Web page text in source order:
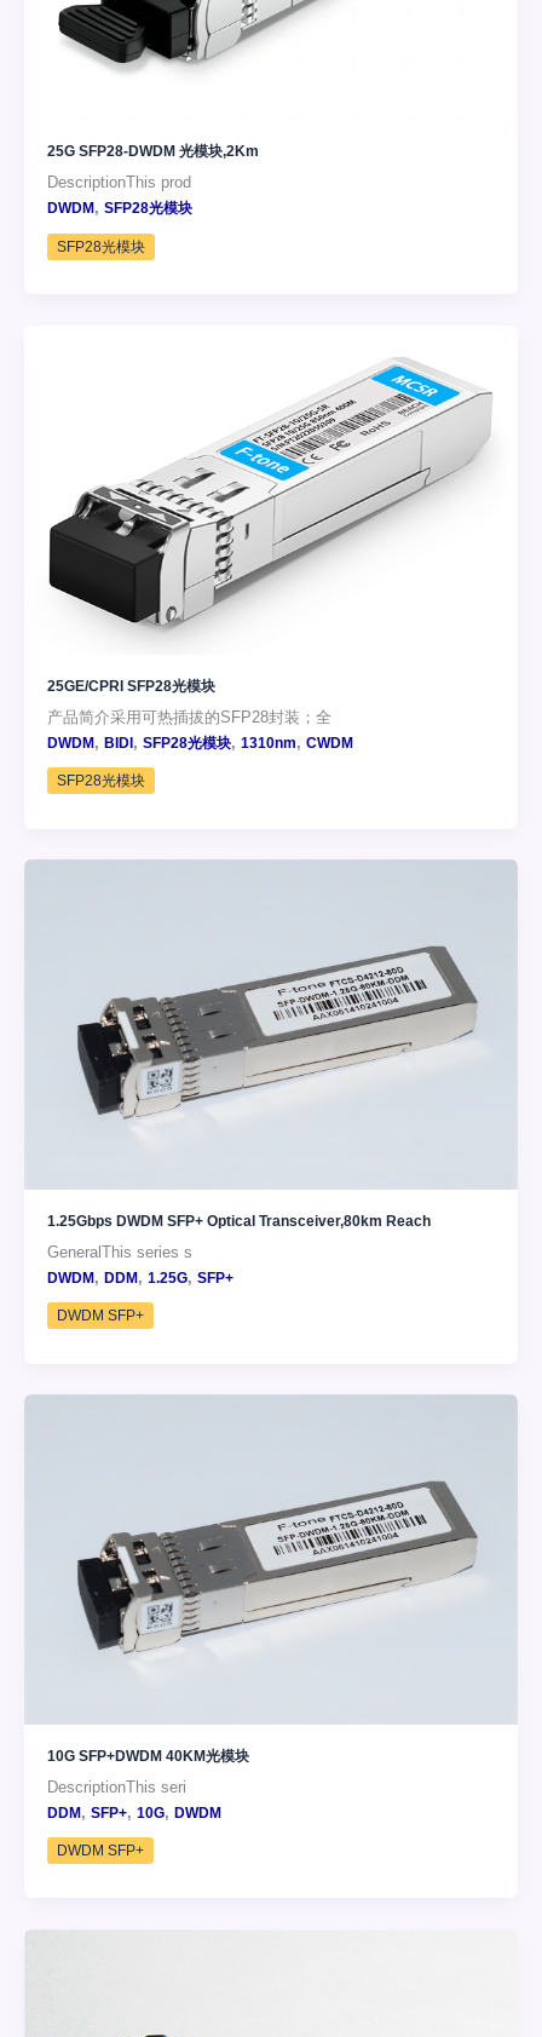
25G SFP28-DWDM 光模块,2Km
DescriptionThis prod
DWDM, SFP28光模块
SFP28光模块
25GE/CPRI SFP28光模块
产品简介采用可热插拔的SFP28封装；全
DWDM, BIDI, SFP28光模块, 1310nm, CWDM
SFP28光模块
1.25Gbps DWDM SFP+ Optical Transceiver,80km Reach
GeneralThis series s
DWDM, DDM, 1.25G, SFP+
DWDM SFP+
10G SFP+DWDM 40KM光模块
DescriptionThis seri
DDM, SFP+, 10G, DWDM
DWDM SFP+